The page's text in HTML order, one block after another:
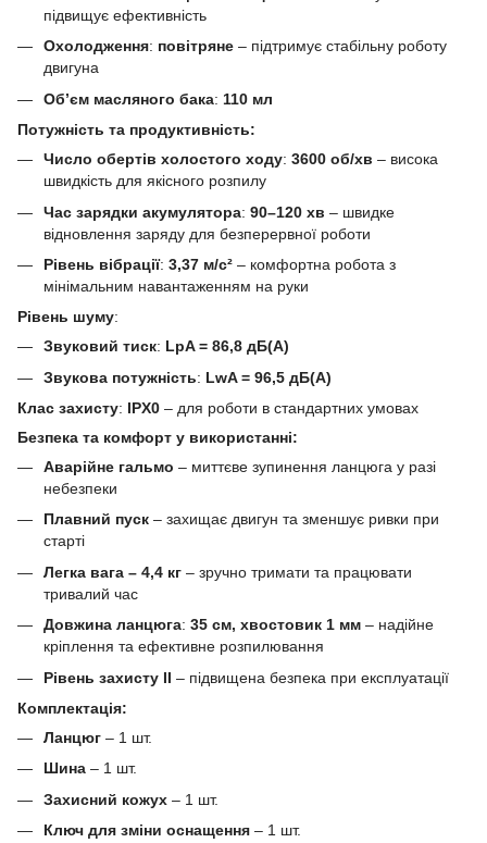
підвищує ефективність
Охолодження: повітряне – підтримує стабільну роботу
двигуна
Об’єм масляного бака: 110 мл
Потужність та продуктивність:
Число обертів холостого ходу: 3600 об/хв – висока
швидкість для якісного розпилу
Час зарядки акумулятора: 90–120 хв – швидке
відновлення заряду для безперервної роботи
Рівень вібрації: 3,37 м/с² – комфортна робота з
мінімальним навантаженням на руки
Рівень шуму:
Звуковий тиск: LpA = 86,8 дБ(A)
Звукова потужність: LwA = 96,5 дБ(A)
Клас захисту: IPX0 – для роботи в стандартних умовах
Безпека та комфорт у використанні:
Аварійне гальмо – миттєве зупинення ланцюга у разі
небезпеки
Плавний пуск – захищає двигун та зменшує ривки при
старті
Легка вага – 4,4 кг – зручно тримати та працювати
тривалий час
Довжина ланцюга: 35 см, хвостовик 1 мм – надійне
кріплення та ефективне розпилювання
Рівень захисту II – підвищена безпека при експлуатації
Комплектація:
Ланцюг – 1 шт.
Шина – 1 шт.
Захисний кожух – 1 шт.
Ключ для зміни оснащення – 1 шт.